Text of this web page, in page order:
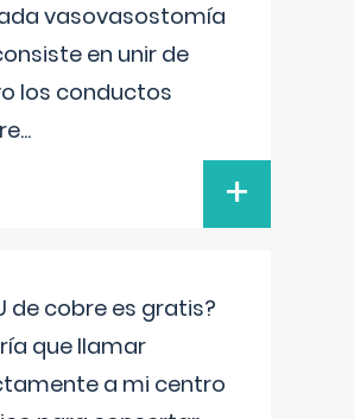
vasovasostomía
en unir de
los conductos
...
+
de cobre es gratis?
que llamar
a mi centro